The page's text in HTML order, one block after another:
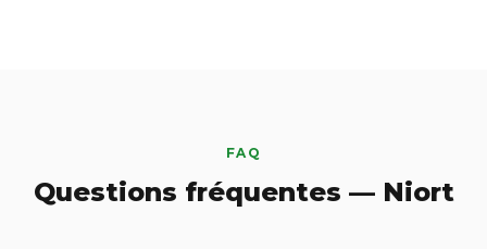
FAQ
Questions fréquentes — Niort